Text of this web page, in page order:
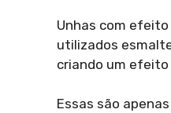
Unhas com
utilizados
criando um
Essas são